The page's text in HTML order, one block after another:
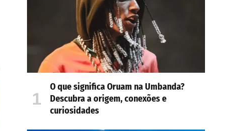
O que significa Oruam na Umbanda?
Descubra a origem, conexões e
curiosidades